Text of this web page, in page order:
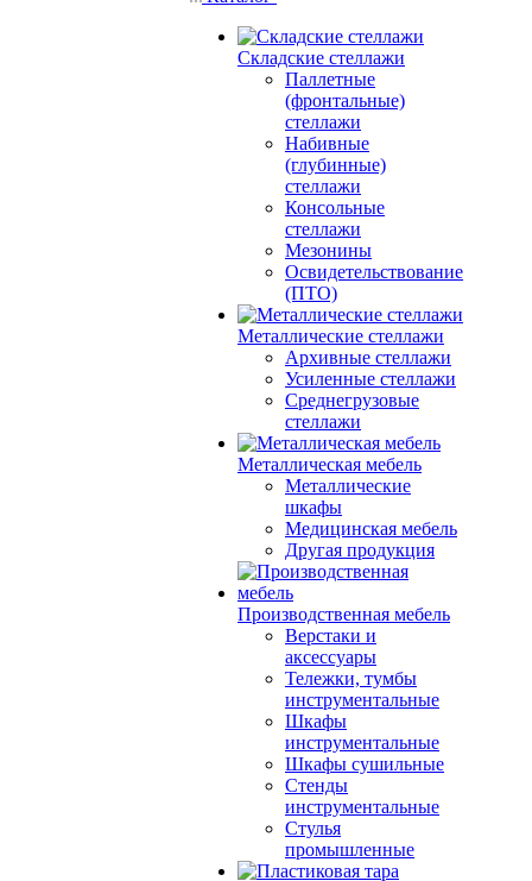
Складские стеллажи
Паллетные
(фронтальные)
стеллажи
Набивные
(глубинные)
стеллажи
Консольные
стеллажи
Мезонины
Освидетельствование
(ПТО)
Металлические стеллажи
Архивные стеллажи
Усиленные стеллажи
Среднегрузовые
стеллажи
Металлическая мебель
Металлические
шкафы
Медицинская мебель
Другая продукция
Производственная мебель
Верстаки и
аксессуары
Тележки, тумбы
инструментальные
Шкафы
инструментальные
Шкафы сушильные
Стенды
инструментальные
Cтулья
промышленные